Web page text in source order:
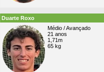
Duarte Roxo
Médio / Avançado
21 anos
1,71m
65 kg